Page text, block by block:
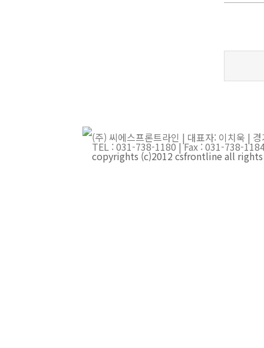
(주) 씨에스프론트라인 | 대표자: 이치욱 |
TEL : 031-738-1180 | Fax : 031-738-
copyrights (c)2012 csfrontline all